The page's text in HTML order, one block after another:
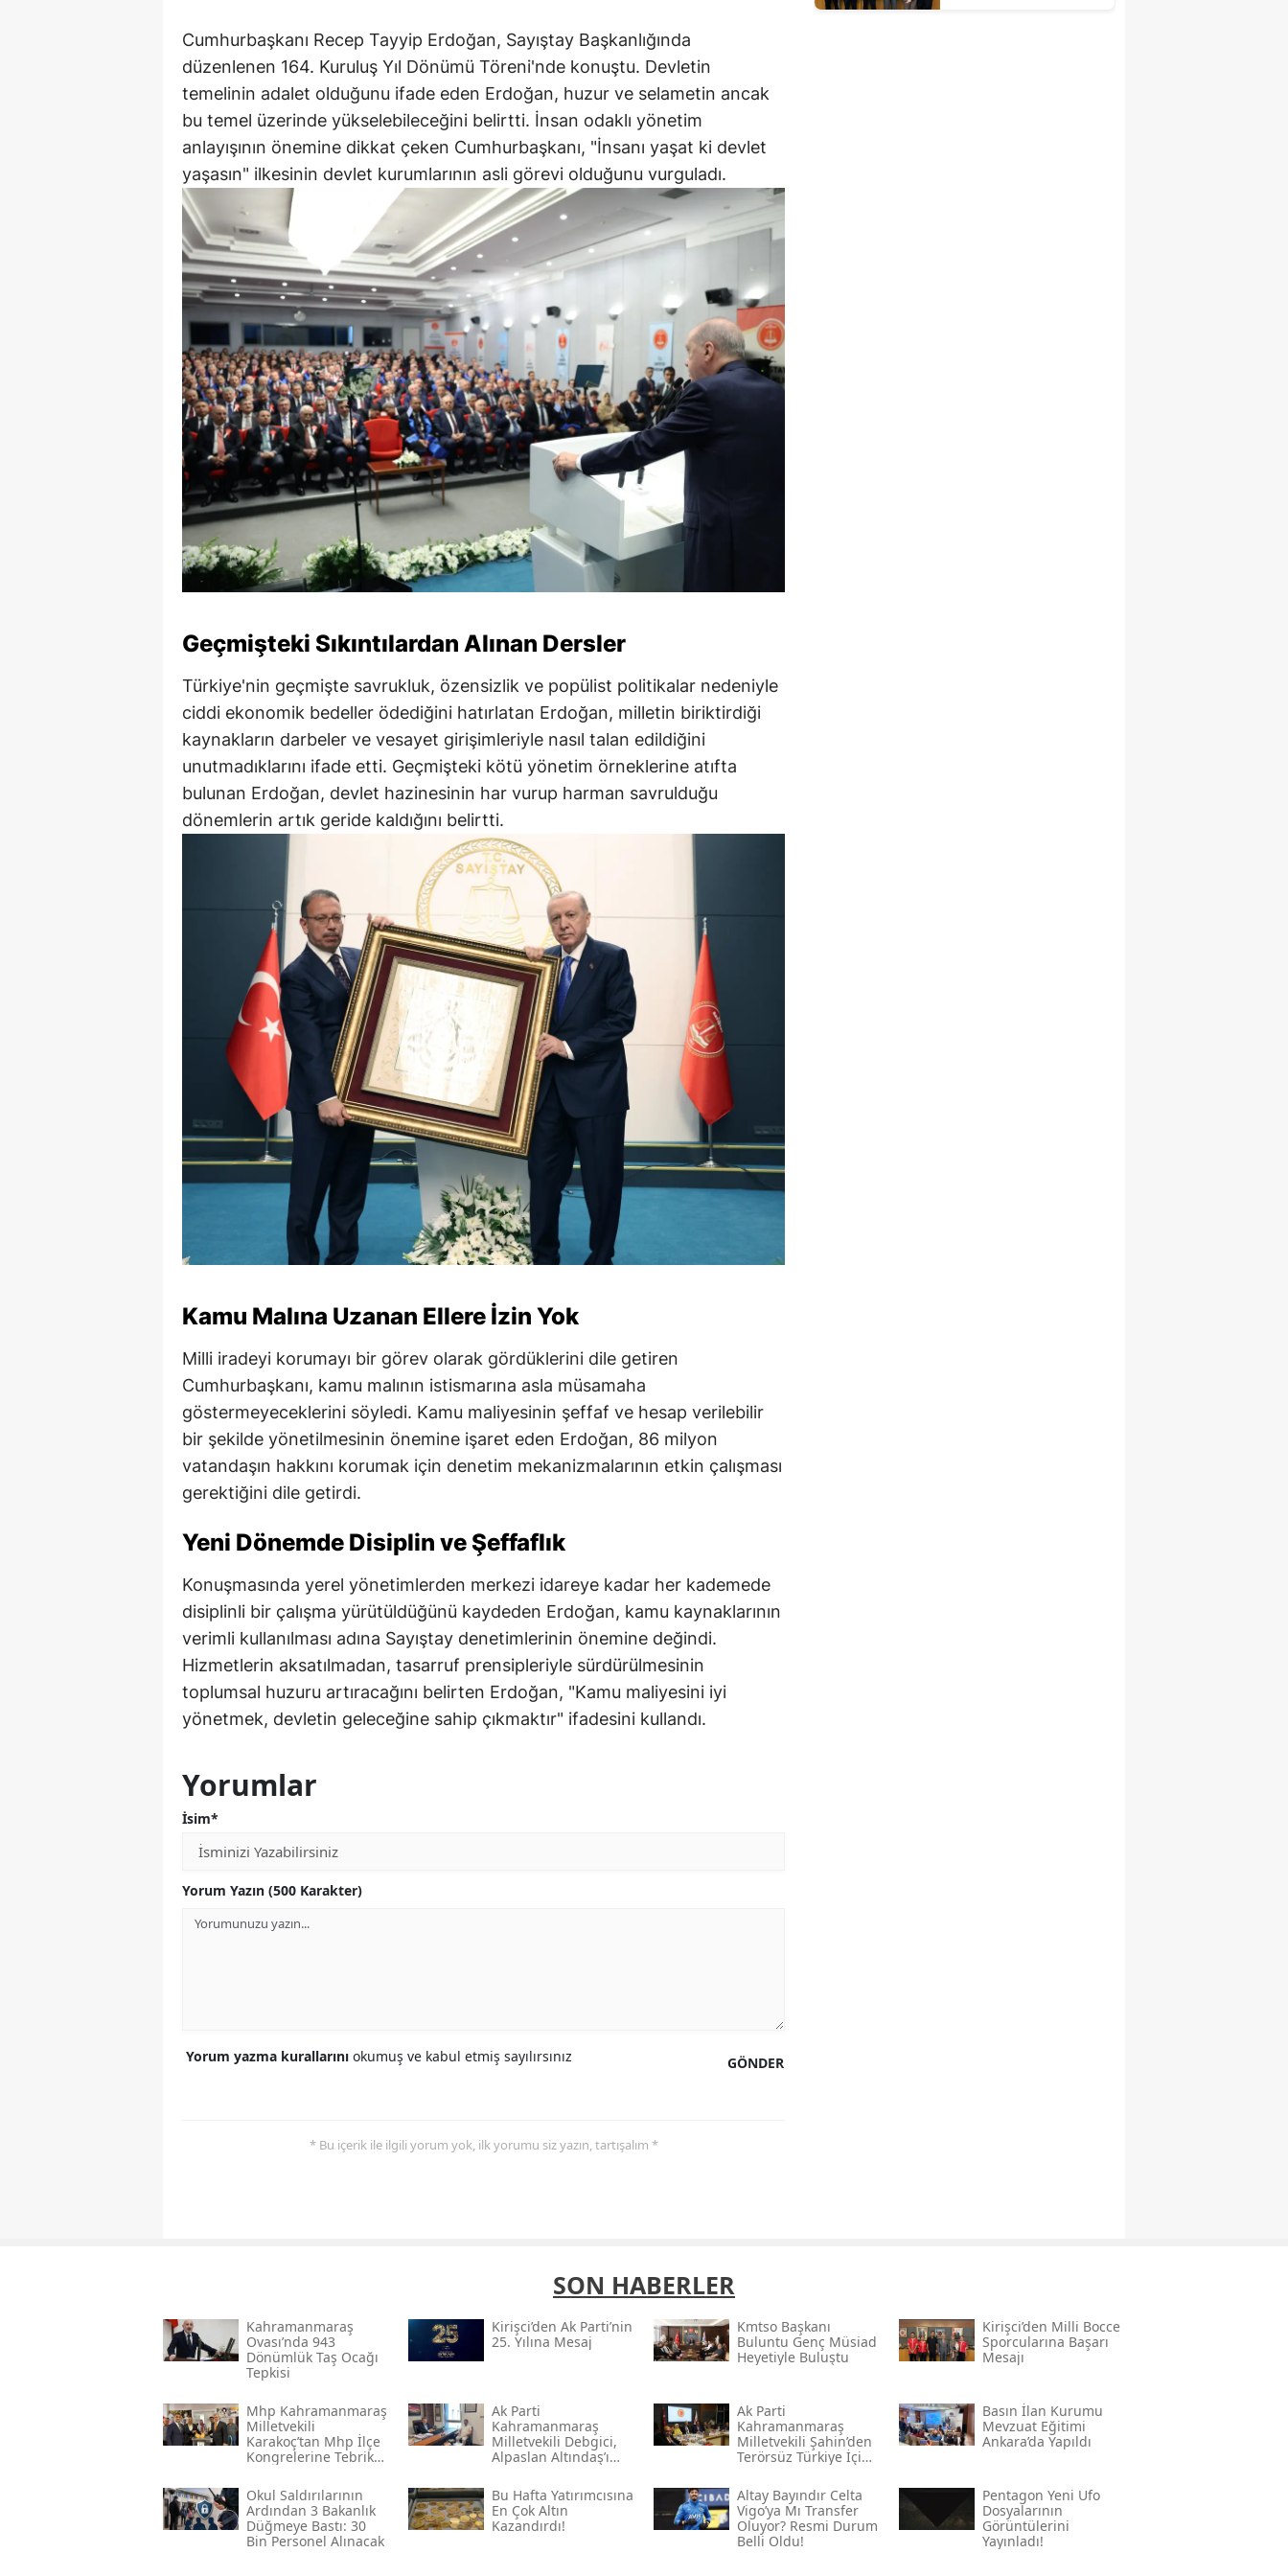
Cumhurbaşkanı Recep Tayyip Erdoğan, Sayıştay Başkanlığında
düzenlenen 164. Kuruluş Yıl Dönümü Töreni'nde konuştu. Devletin
temelinin adalet olduğunu ifade eden Erdoğan, huzur ve selametin ancak
bu temel üzerinde yükselebileceğini belirtti. İnsan odaklı yönetim
anlayışının önemine dikkat çeken Cumhurbaşkanı, "İnsanı yaşat ki devlet
yaşasın" ilkesinin devlet kurumlarının asli görevi olduğunu vurguladı.
Geçmişteki Sıkıntılardan Alınan Dersler
Türkiye'nin geçmişte savrukluk, özensizlik ve popülist politikalar nedeniyle
ciddi ekonomik bedeller ödediğini hatırlatan Erdoğan, milletin biriktirdiği
kaynakların darbeler ve vesayet girişimleriyle nasıl talan edildiğini
unutmadıklarını ifade etti. Geçmişteki kötü yönetim örneklerine atıfta
bulunan Erdoğan, devlet hazinesinin har vurup harman savrulduğu
dönemlerin artık geride kaldığını belirtti.
Kamu Malına Uzanan Ellere İzin Yok
Milli iradeyi korumayı bir görev olarak gördüklerini dile getiren
Cumhurbaşkanı, kamu malının istismarına asla müsamaha
göstermeyeceklerini söyledi. Kamu maliyesinin şeffaf ve hesap verilebilir
bir şekilde yönetilmesinin önemine işaret eden Erdoğan, 86 milyon
vatandaşın hakkını korumak için denetim mekanizmalarının etkin çalışması
gerektiğini dile getirdi.
Yeni Dönemde Disiplin ve Şeffaflık
Konuşmasında yerel yönetimlerden merkezi idareye kadar her kademede
disiplinli bir çalışma yürütüldüğünü kaydeden Erdoğan, kamu kaynaklarının
verimli kullanılması adına Sayıştay denetimlerinin önemine değindi.
Hizmetlerin aksatılmadan, tasarruf prensipleriyle sürdürülmesinin
toplumsal huzuru artıracağını belirten Erdoğan, "Kamu maliyesini iyi
yönetmek, devletin geleceğine sahip çıkmaktır" ifadesini kullandı.
Yorumlar
İsim*
Yorum Yazın (500 Karakter)
GÖNDER
Yorum yazma kurallarını okumuş ve kabul etmiş sayılırsınız
* Bu içerik ile ilgili yorum yok, ilk yorumu siz yazın, tartışalım *
SON HABERLER
Kahramanmaraş
Ovası’nda 943
Dönümlük Taş Ocağı
Tepkisi
Kirişci’den Ak Parti’nin
25. Yılına Mesaj
Kmtso Başkanı
Buluntu Genç Müsi̇ad
Heyetiyle Buluştu
Kirişci’den Milli Bocce
Sporcularına Başarı
Mesajı
Mhp Kahramanmaraş
Milletvekili
Karakoç’tan Mhp İlçe
Kongrelerine Tebrik
Ak Parti
Kahramanmaraş
Milletvekili Debgici,
Alpaslan Altındaş’ı
Ak Parti
Kahramanmaraş
Milletvekili Şahin’den
Terörsüz Türkiye İçin
Basın İlan Kurumu
Mevzuat Eğitimi
Ankara’da Yapıldı
Okul Saldırılarının
Ardından 3 Bakanlık
Düğmeye Bastı: 30
Bin Personel Alınacak
Bu Hafta Yatırımcısına
En Çok Altın
Kazandırdı!
Altay Bayındır Celta
Vigo’ya Mı Transfer
Oluyor? Resmi Durum
Belli Oldu!
Pentagon Yeni Ufo
Dosyalarının
Görüntülerini
Yayınladı!